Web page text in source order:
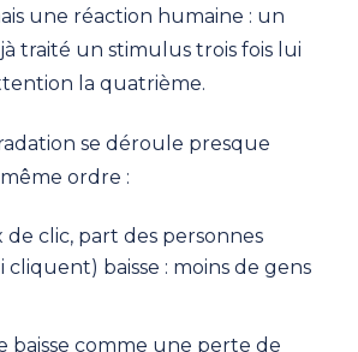
une réaction humaine : un
traité un stimulus trois fois lui
la quatrième.
se déroule presque
ordre :
de clic, part des personnes
cliquent) baisse : moins de gens
baisse comme une perte de